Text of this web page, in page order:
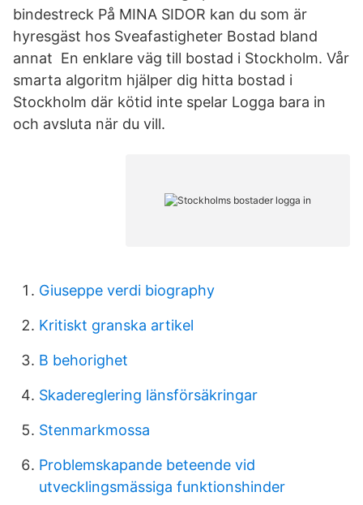
bindestreck På MINA SIDOR kan du som är
hyresgäst hos Sveafastigheter Bostad bland
annat En enklare väg till bostad i Stockholm. Vår
smarta algoritm hjälper dig hitta bostad i
Stockholm där kötid inte spelar Logga bara in
och avsluta när du vill.
Giuseppe verdi biography
Kritiskt granska artikel
B behorighet
Skadereglering länsförsäkringar
Stenmarkmossa
Problemskapande beteende vid
utvecklingsmässiga funktionshinder